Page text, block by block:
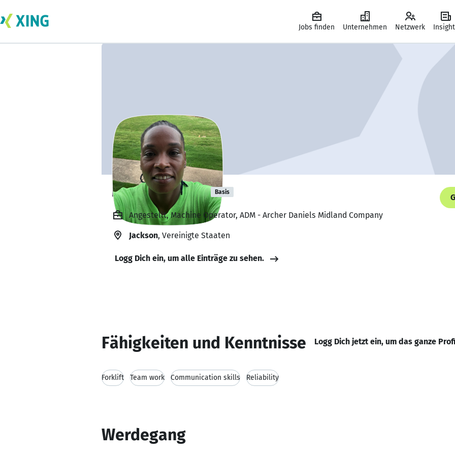
Jobs finden Unternehmen Netzwerk
Monica Henley Basis
Angestellt, Machine Operator, ADM - Archer Daniels Midland Company
Jackson, Vereinigte Staaten
Logg Dich ein, um alle Einträge zu sehen.
Fähigkeiten und Kenntnisse Logg Dich jetzt ein, um das ganze
Forklift Team work Communication skills Reliability
Werdegang